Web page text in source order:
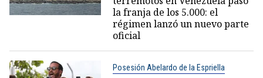
la franja de los 5.000: el
régimen lanzó un nuevo parte
oficial
Posesión Abelardo de la Espriella